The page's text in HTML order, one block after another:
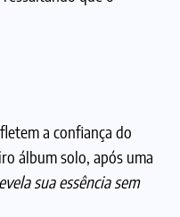
a confiança do
álbum solo, após uma
sua essência sem